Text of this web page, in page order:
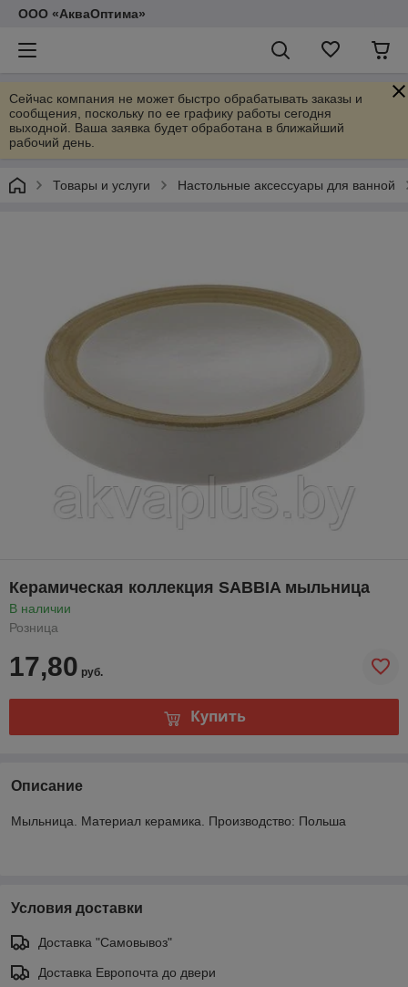
ООО «АкваОптима»
Сейчас компания не может быстро обрабатывать заказы и
сообщения, поскольку по ее графику работы сегодня
выходной. Ваша заявка будет обработана в ближайший
рабочий день.
Товары и услуги Настольные аксессуары для ванной
Керамическая коллекция SABBIA мыльница
В наличии
Розница
17,80 руб.
Купить
Описание
Мыльница. Материал керамика. Производство: Польша
Условия доставки
Доставка "Самовывоз"
Доставка Европочта до двери